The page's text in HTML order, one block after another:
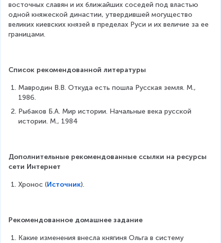
восточных славян и их ближайших соседей под властью
одной княжеской династии, утвердившей могущество
великих киевских князей в пределах Руси и их величие за ее
границами.
Список рекомендованной литературы
Мавродин В.В. Откуда есть пошла Русская земля. М.,
1986.
Рыбаков Б.А. Мир истории. Начальные века русской
истории. М., 1984
Дополнительные рекомендованные ссылки на ресурсы
сети Интернет
Хронос (Источник).
Рекомендованное домашнее задание
Какие изменения внесла княгиня Ольга в систему